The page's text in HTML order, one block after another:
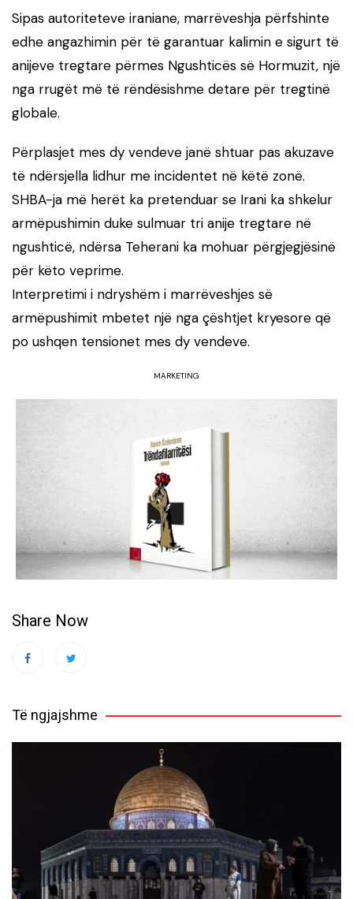
Sipas autoriteteve iraniane, marrëveshja përfshinte
edhe angazhimin për të garantuar kalimin e sigurt të
anijeve tregtare përmes Ngushticës së Hormuzit, një
nga rrugët më të rëndësishme detare për tregtinë
globale.
Përplasjet mes dy vendeve janë shtuar pas akuzave
të ndërsjella lidhur me incidentet në këtë zonë.
SHBA-ja më herët ka pretenduar se Irani ka shkelur
armëpushimin duke sulmuar tri anije tregtare në
ngushticë, ndërsa Teherani ka mohuar përgjegjësinë
për këto veprime.
Interpretimi i ndryshëm i marrëveshjes së
armëpushimit mbetet një nga çështjet kryesore që
po ushqen tensionet mes dy vendeve.
MARKETING
Share Now
Të ngjajshme